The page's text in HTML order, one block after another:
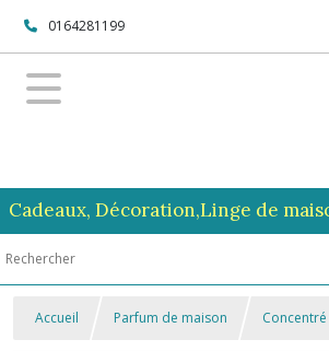
0164281199
Cadeaux, Décoration,Linge de
Accueil Parfum de maison